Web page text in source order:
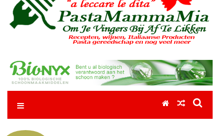
Pastamammamia
Pastarecepten om je vingers bij af te likken